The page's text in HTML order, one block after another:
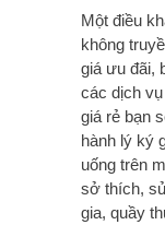
Một điều
không
giá ưu đãi,
các dịch
giá rẻ bạn
hành lý ký
uống trên
sở thích,
gia, quầy